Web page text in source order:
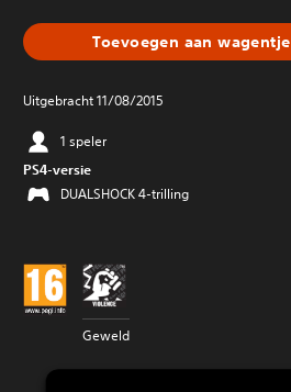
Toevoegen aan wagentje
Uitgebracht 11/08/2015
1 speler
PS4-versie
DUALSHOCK 4-trilling
Geweld